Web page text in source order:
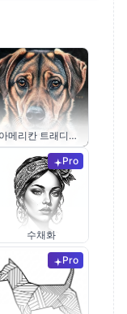
아메리칸 트래디셔널
Pro
수채화
Pro